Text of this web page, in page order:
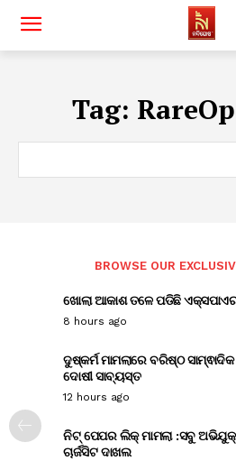
Tag:
BROWSE OUR
ଖୋଲା ଆକାଶ ତଳେ ପଡିଛି
8 hours ago
ଦୁଷ୍କର୍ମ ମାମଲାରେ ବରିଷ୍ଠ
ଦୋଷୀ ସାବ୍ୟସ୍ତ
12 hours ago
ନିଟ୍ ପେପର ଲିକ୍ ମାମଲା :ସବୁ
ଚାର୍ଜସିଟ ଦାଖଲ